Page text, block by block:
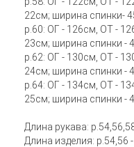
22см; ширина спинки-
р.60: ОГ - 126см, ОТ -
23см; ширина спинки -
р.62: ОГ - 130см, ОТ -
24см; ширина спинки -
р.64: ОГ - 134см, ОТ -
25см; ширина спинки -
Длина рукава:
Длина изделия: р.54,56